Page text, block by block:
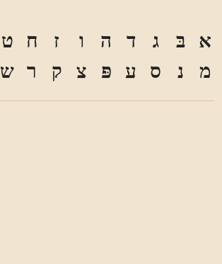
א בּ ג ד ה ו ז ח ט
מ
נ ס ע פּ צ ק ר ש